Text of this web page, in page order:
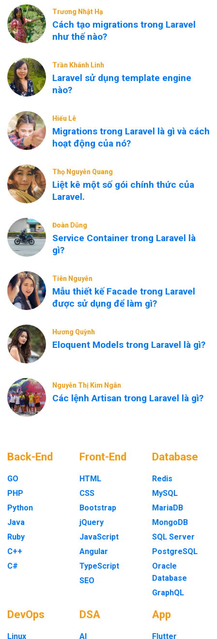
Trương Nhật Hạ
Cách tạo migrations trong Laravel
như thế nào?
Trần Khánh Linh
Laravel sử dụng template engine
nào?
Hiếu Lê
Migrations trong Laravel là gì và cách
hoạt động của nó?
Thọ Nguyễn Quang
Liệt kê một số gói chính thức của
Laravel.
Đoàn Dũng
Service Container trong Laravel là
gì?
Tiên Nguyễn
Mẫu thiết kế Facade trong Laravel
được sử dụng để làm gì?
Hương Quỳnh
Eloquent Models trong Laravel là gì?
Nguyễn Thị Kim Ngân
Các lệnh Artisan trong Laravel là gì?
Back-End
GO
PHP
Python
Java
Ruby
C++
C#
Front-End
HTML
CSS
Bootstrap
jQuery
JavaScript
Angular
TypeScript
SEO
Database
Redis
MySQL
MariaDB
MongoDB
SQL Server
PostgreSQL
Oracle
Database
GraphQL
DevOps
Linux
DSA
AI
App
Flutter